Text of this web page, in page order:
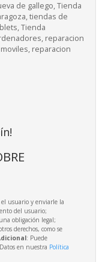
de gallego, Tienda
tiendas de
Tienda
reparacion
reparacion
usuario y enviarle la
del usuario;
obligación legal;
derechos, como se
: Puede
en nuestra Política